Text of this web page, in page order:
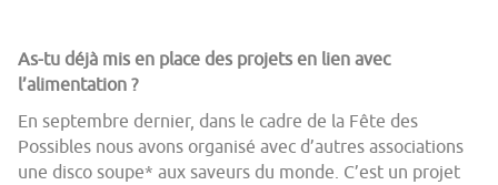
As-tu déjà mis en place des projets en lien avec
l’alimentation ?
En septembre dernier, dans le cadre de la Fête des
Possibles nous avons organisé avec d’autres associations
une disco soupe* aux saveurs du monde. C’est un projet